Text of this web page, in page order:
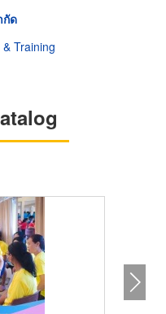
กัด
Training